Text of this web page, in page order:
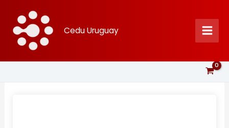
contenido
Cedu Uruguay